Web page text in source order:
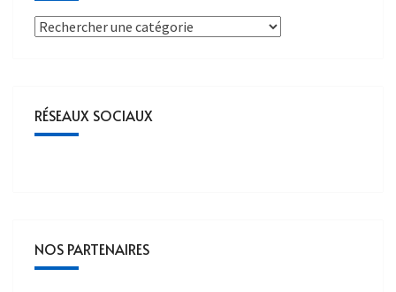
RÉSEAUX SOCIAUX
NOS PARTENAIRES